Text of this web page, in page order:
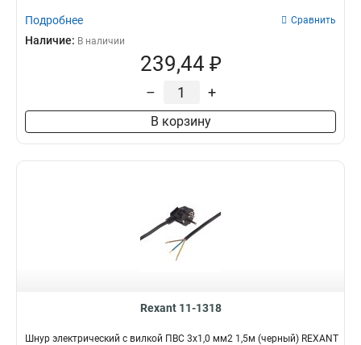
Подробнее Сравнить
Наличие: В наличии
239,44 ₽
– +
В корзину
Rexant 11-1318
Шнур электрический с вилкой ПВС 3х1,0 мм2 1,5м (черный) REXANT